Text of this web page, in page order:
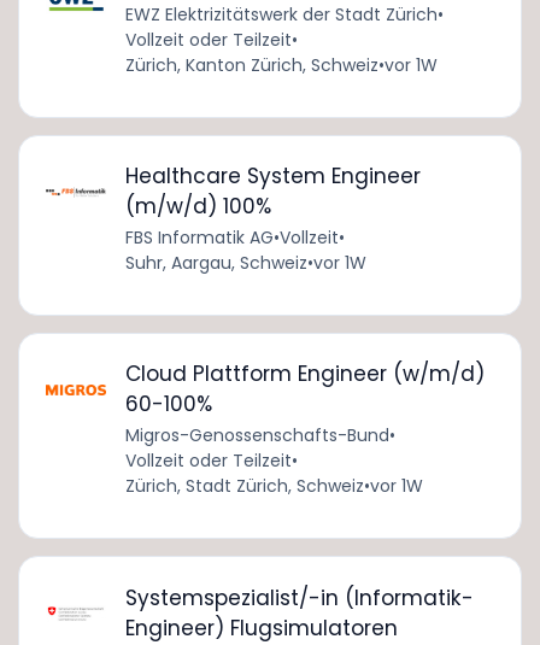
EWZ Elektrizitätswerk der Stadt Zürich•
Vollzeit oder Teilzeit•
Zürich, Kanton Zürich, Schweiz•vor 1W
Healthcare System Engineer
(m/w/d) 100%
FBS Informatik AG•Vollzeit•
Suhr, Aargau, Schweiz•vor 1W
Cloud Plattform Engineer (w/m/d)
60-100%
Migros-Genossenschafts-Bund•
Vollzeit oder Teilzeit•
Zürich, Stadt Zürich, Schweiz•vor 1W
Systemspezialist/-in (Informatik-
Engineer) Flugsimulatoren